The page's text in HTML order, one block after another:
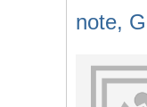
note,